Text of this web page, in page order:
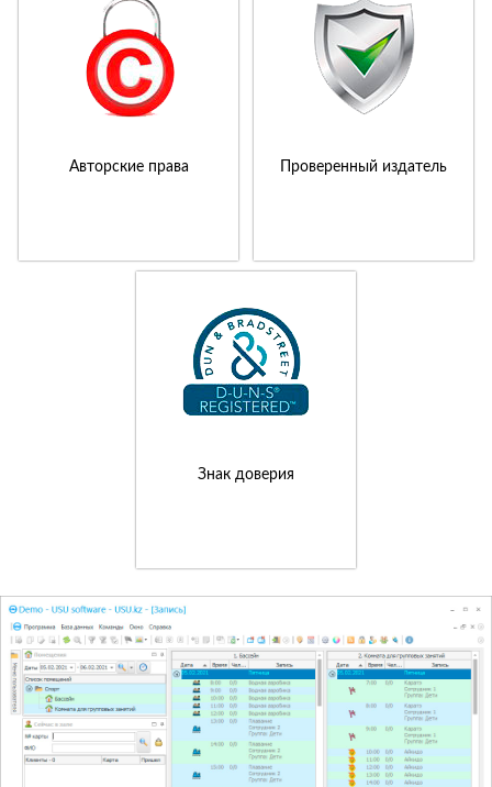
Авторские права Проверенный издатель
Знак доверия